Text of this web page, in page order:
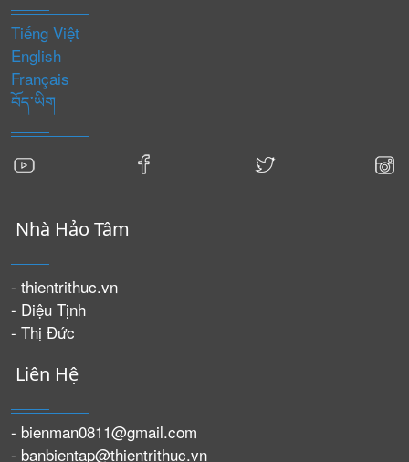
Tiếng Việt
English
Français
བོད་ཡིག
Nhà Hảo Tâm
- thientrithuc.vn
- Diệu Tịnh
- Thị Đức
Liên Hệ
- bienman0811@gmail.com
- banbientap@thientrithuc.vn